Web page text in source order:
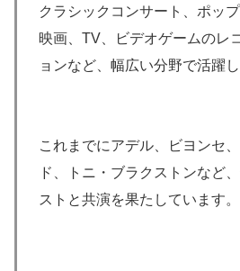
クラシックコンサート、ポッ
映画、TV、ビデオゲームのレ
ョンなど、幅広い分野で活躍し
これまでにアデル、ビヨンセ
ド、トニ・ブラクストンなど
ストと共演を果たしています。